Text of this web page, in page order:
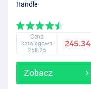
Handle
Cena
katalogowa
258.25
245.34
Zobacz